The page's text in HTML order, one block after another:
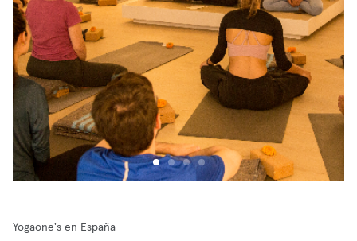
Yogaone's en España